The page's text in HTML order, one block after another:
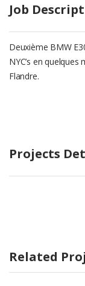
Job
Deuxième BMW
NYC’s en quelques
Flandre.
Projects
Related